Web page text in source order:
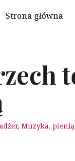
Strona główna
, Muzyka,